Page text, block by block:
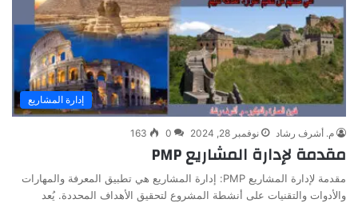
إدارة المشاريع
م. أشرف رشاد نوفمبر 28, 2024 0
163
مقدمة لإدارة المشاريع PMP
مقدمة لإدارة المشاريع PMP: إدارة المشاريع هي تطبيق المعرفة والمهارات
والأدوات والتقنيات على أنشطة المشروع لتحقيق الأهداف المحددة. يُعد